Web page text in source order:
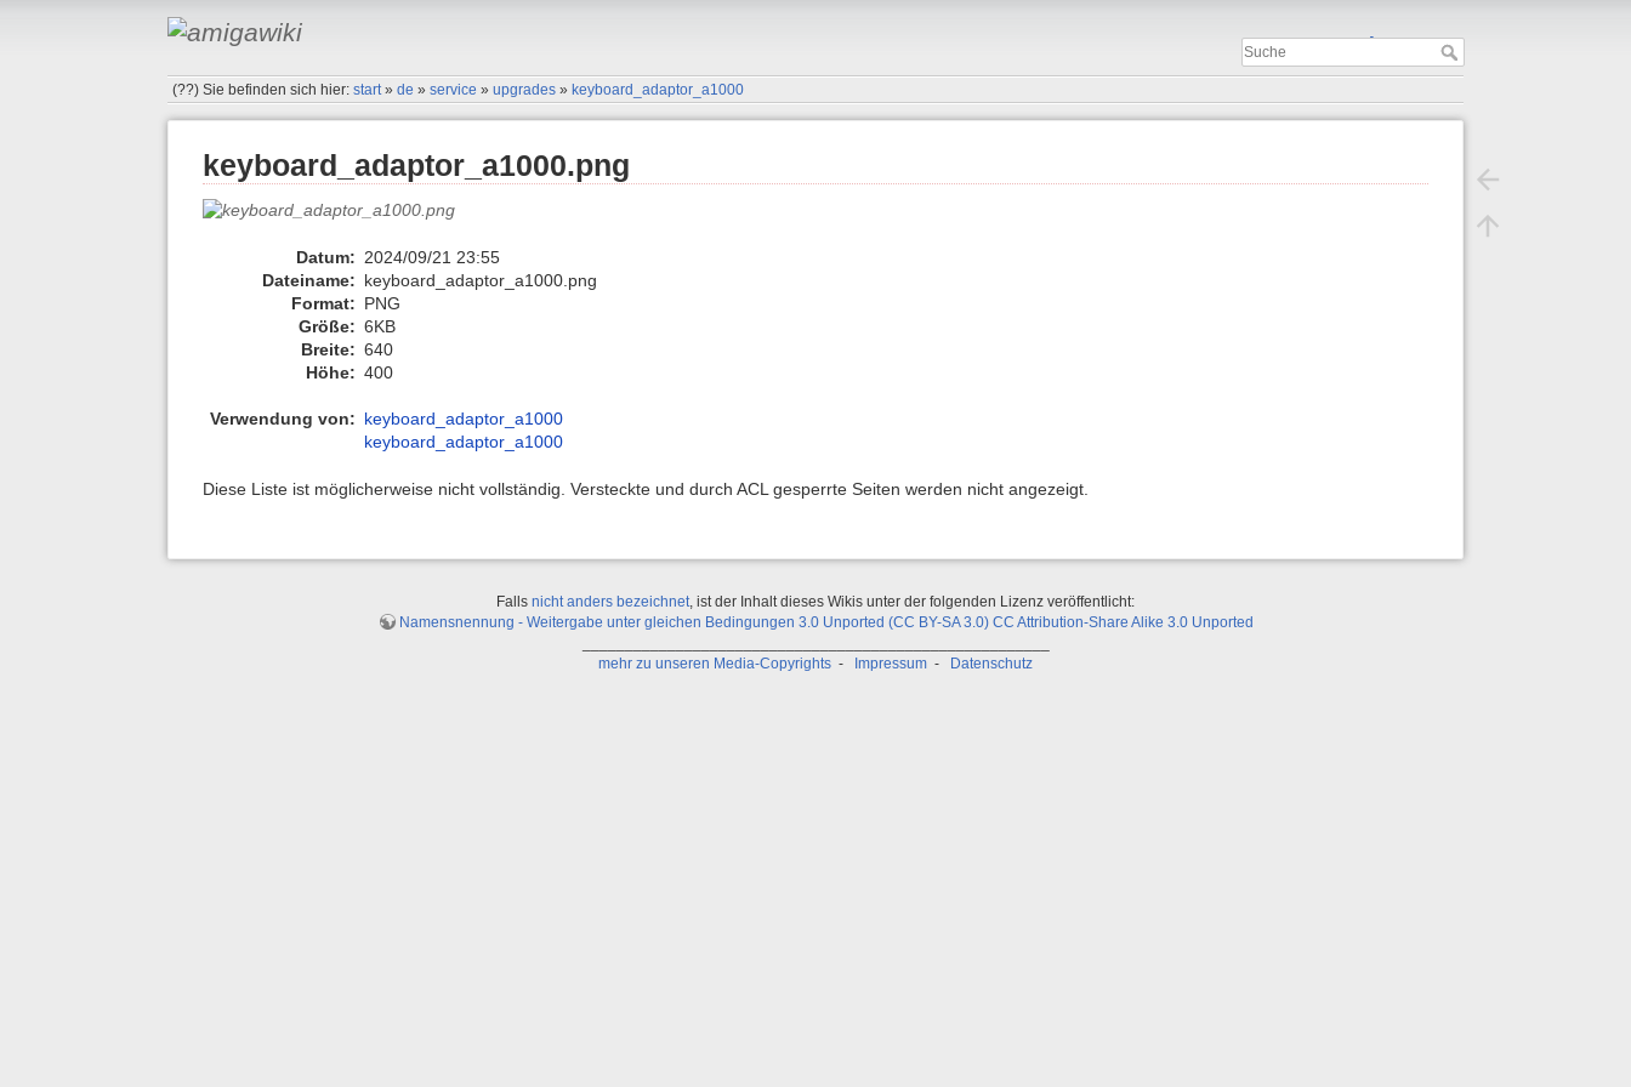
Important
(??)Sie befinden sich hier:start »de »service »upgrades »keyboard_adaptor_a1000
keyboard_adaptor_a1000.png
Datum: 2024/09/21 23:55
Dateiname: keyboard_adaptor_a1000.png
Format: PNG
Größe: 6KB
Breite: 640
Höhe: 400
Verwendung von: keyboard_adaptor_a1000
keyboard_adaptor_a1000
Diese Liste ist möglicherweise nicht vollständig. Versteckte und durch ACL gesperrte Seiten werden nicht angezeigt.
Falls nicht anders bezeichnet, ist der Inhalt dieses Wikis unter der folgenden Lizenz veröffentlicht:
Namensnennung - Weitergabe unter gleichen Bedingungen 3.0 Unported (CC BY-SA 3.0) CC Attribution-Share Alike 3.0 Unported
mehr zu unseren Media-Copyrights - Impressum - Datenschutz